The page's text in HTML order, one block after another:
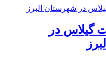
گیلاس در